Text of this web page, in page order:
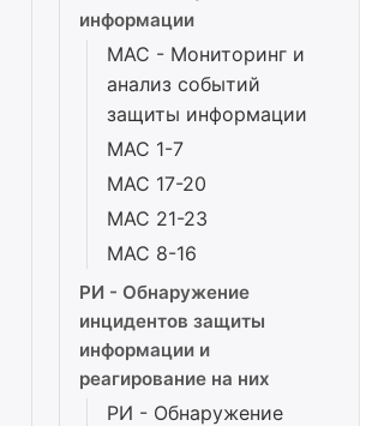
информации
МАС - Мониторинг и
анализ событий
защиты информации
МАС 1-7
МАС 17-20
МАС 21-23
МАС 8-16
РИ - Обнаружение
инцидентов защиты
информации и
реагирование на них
РИ - Обнаружение